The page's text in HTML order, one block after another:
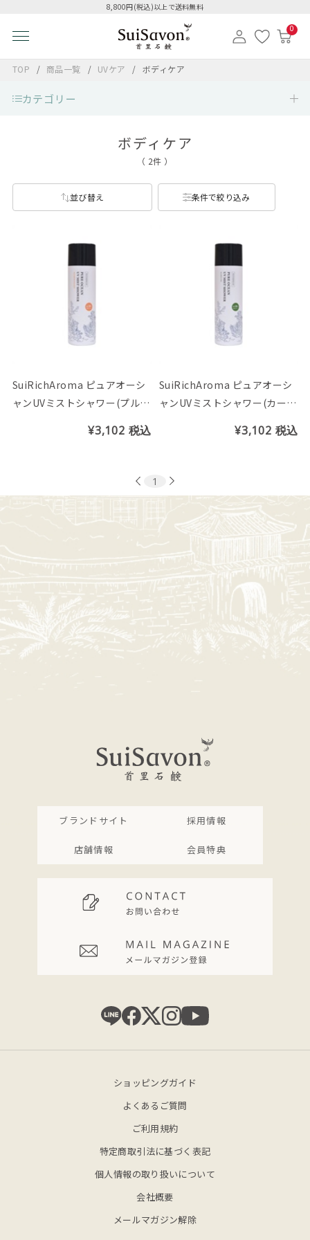
8,800円(税込)以上で送料無料
0
TOP 商品一覧 UVケア ボディケア
カテゴリー
ボディケア
（ 2件 ）
並び替え 条件で絞り込み
SuiRichAroma ピュアオーシ
ャンUVミストシャワー(プルメ
¥3,102 税込
SuiRichAroma ピュアオーシ
ャンUVミストシャワー(カーブ
¥3,102 税込
1
ブランドサイト 採用情報
店舗情報 会員特典
ショッピングガイド
よくあるご質問
ご利用規約
特定商取引法に基づく表記
個人情報の取り扱いについて
会社概要
メールマガジン解除